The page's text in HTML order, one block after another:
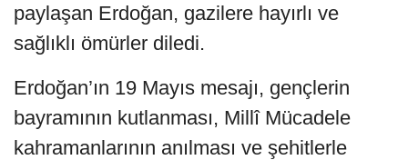
paylaşan Erdoğan, gazilere hayırlı ve
sağlıklı ömürler diledi.
Erdoğan’ın 19 Mayıs mesajı, gençlerin
bayramının kutlanması, Millî Mücadele
kahramanlarının anılması ve şehitlerle